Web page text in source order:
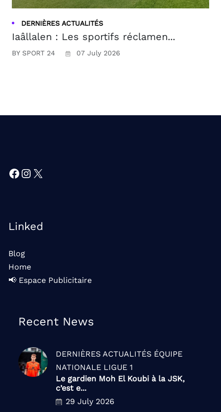
DERNIÈRES ACTUALITÉS
Iaâllalen : Les sportifs réclamen...
BY SPORT 24 07 July 2026
Facebook
Instagram
X
Linked
Blog
Home
📢 Espace Publicitaire
Recent News
DERNIÈRES ACTUALITÉS ÉQUIPE
NATIONALE LIGUE 1
Le gardien Moh El Koubi à la JSK,
c’est e...
29 July 2026